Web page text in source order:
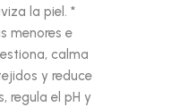
la piel. *
menores e
calma
y reduce
regula el pH y